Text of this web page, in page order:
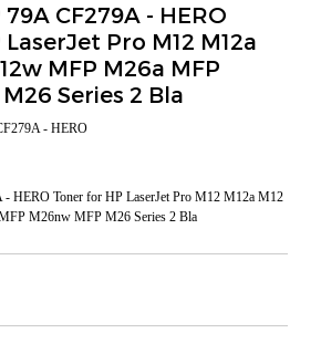
CF279A - HERO
Pro M12 M12a
MFP M26a MFP
Series 2 Bla
- HERO
- HERO Toner for HP LaserJet Pro M12 M12a M12
M26nw MFP M26 Series 2 Bla